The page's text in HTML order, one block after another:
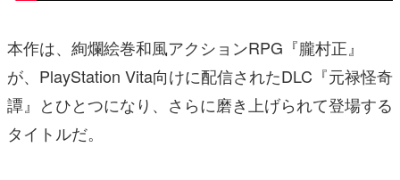
本作は、絢爛絵巻和風アクションRPG『朧村正』
が、PlayStation Vita向けに配信されたDLC『元禄怪奇
譚』とひとつになり、さらに磨き上げられて登場する
タイトルだ。